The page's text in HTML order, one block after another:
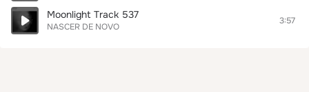
Moonlight Track 537
NASCER DE NOVO
3:57